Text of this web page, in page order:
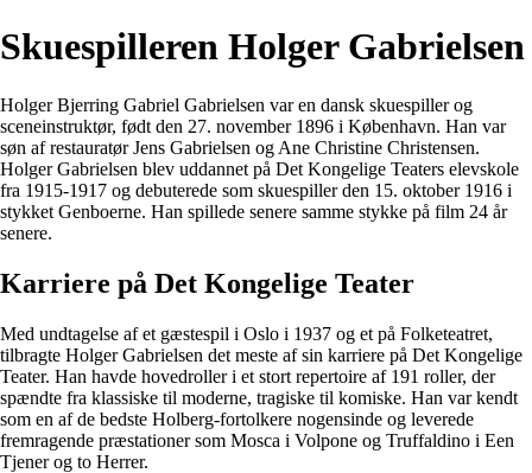
Skuespilleren Holger Gabrielsen
Holger Bjerring Gabriel Gabrielsen var en dansk skuespiller og
sceneinstruktør, født den 27. november 1896 i København. Han var
søn af restauratør Jens Gabrielsen og Ane Christine Christensen.
Holger Gabrielsen blev uddannet på Det Kongelige Teaters elevskole
fra 1915-1917 og debuterede som skuespiller den 15. oktober 1916 i
stykket Genboerne. Han spillede senere samme stykke på film 24 år
senere.
Karriere på Det Kongelige Teater
Med undtagelse af et gæstespil i Oslo i 1937 og et på Folketeatret,
tilbragte Holger Gabrielsen det meste af sin karriere på Det Kongelige
Teater. Han havde hovedroller i et stort repertoire af 191 roller, der
spændte fra klassiske til moderne, tragiske til komiske. Han var kendt
som en af de bedste Holberg-fortolkere nogensinde og leverede
fremragende præstationer som Mosca i Volpone og Truffaldino i Een
Tjener og to Herrer.